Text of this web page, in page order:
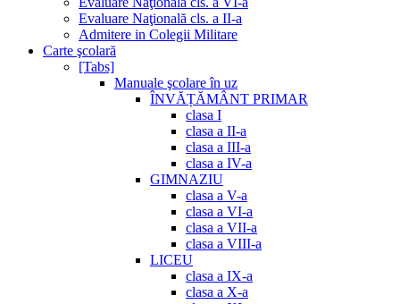
Evaluare Naţională cls. a II-a
Admitere in Colegii Militare
Carte şcolară
[Tabs]
Manuale şcolare în uz
ÎNVĂȚĂMÂNT PRIMAR
clasa I
clasa a II-a
clasa a III-a
clasa a IV-a
GIMNAZIU
clasa a V-a
clasa a VI-a
clasa a VII-a
clasa a VIII-a
LICEU
clasa a IX-a
clasa a X-a